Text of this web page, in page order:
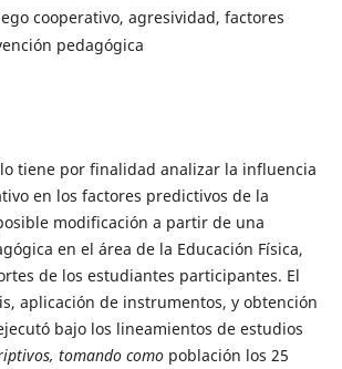
cooperativo, agresividad, factores
pedagógica
tiene por finalidad analizar la influencia
en los factores predictivos de la
modificación a partir de una
en el área de la Educación Física,
de los estudiantes participantes. El
aplicación de instrumentos, y obtención
bajo los lineamientos de estudios
tomando como población los 25